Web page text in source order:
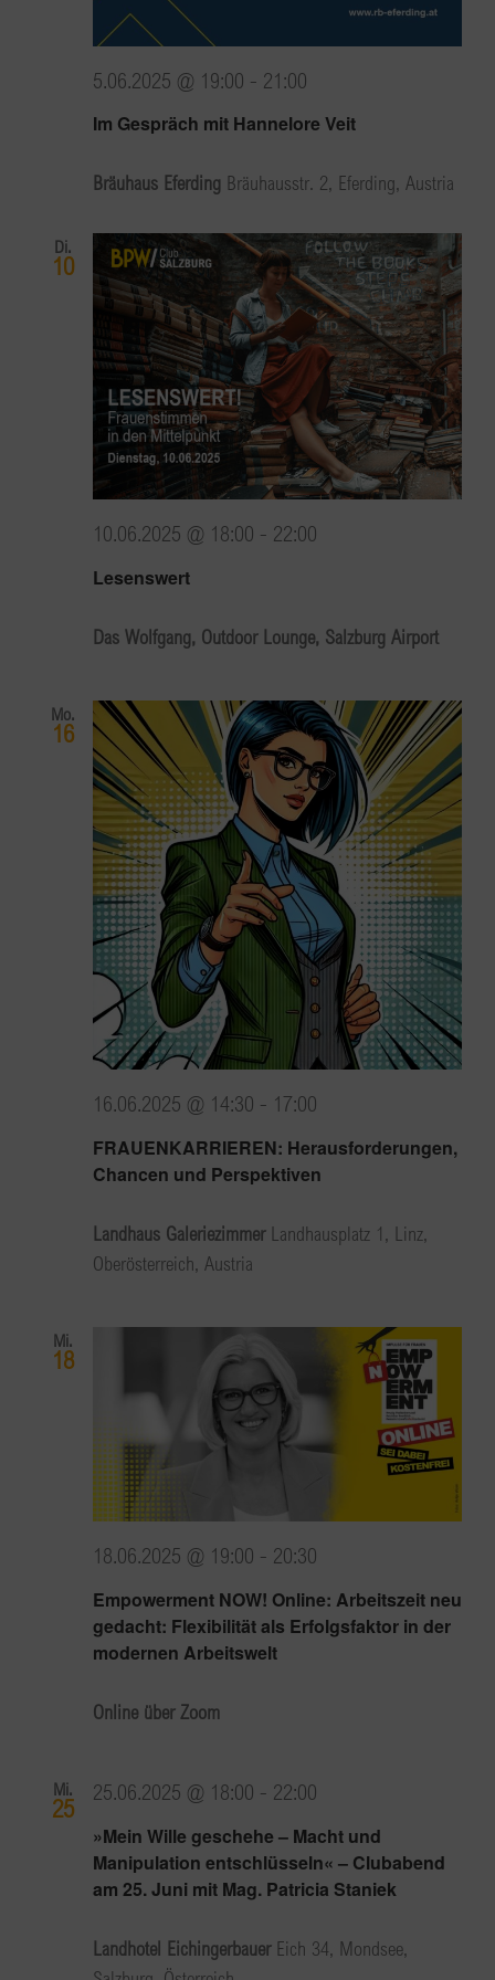
Im Gespräch mit Hannelore Veit
5.06.2025 @ 19:00 - 21:00
Bräuhaus Eferding Bräuhausstr. 2, Eferding, Austria
Di.
10
Lesenswert
10.06.2025 @ 18:00 - 22:00
Das Wolfgang, Outdoor Lounge, Salzburg Airport
Mo.
16
FRAUENKARRIEREN: Herausforderungen,
Chancen und Perspektiven
16.06.2025 @ 14:30 - 17:00
Landhaus Galeriezimmer Landhausplatz 1, Linz,
Oberösterreich, Austria
Mi.
18
Empowerment NOW! Online: Arbeitszeit neu
gedacht: Flexibilität als Erfolgsfaktor in der
modernen Arbeitswelt
18.06.2025 @ 19:00 - 20:30
Online über Zoom
Mi.
25
»Mein Wille geschehe – Macht und
Manipulation entschlüsseln« – Clubabend
am 25. Juni mit Mag. Patricia Staniek
25.06.2025 @ 18:00 - 22:00
Landhotel Eichingerbauer Eich 34, Mondsee,